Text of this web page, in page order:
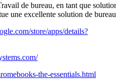
de bureau, en tant que
une excellente solution de
store/apps/details?
the-essentials.html